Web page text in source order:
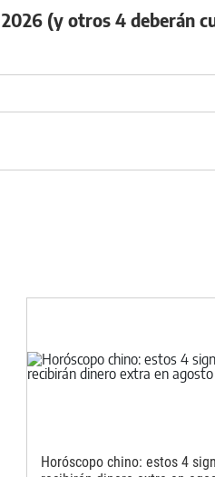
(y otros 4 deberán
Horóscopo chino: estos 4